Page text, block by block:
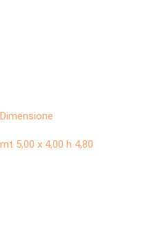
Dimensione
mt 5,00 x 4,00 h 4,80